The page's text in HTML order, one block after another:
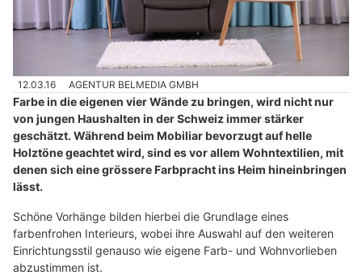
12.03.16 AGENTUR BELMEDIA GMBH
Farbe in die eigenen vier Wände zu bringen, wird nicht nur
von jungen Haushalten in der Schweiz immer stärker
geschätzt. Während beim Mobiliar bevorzugt auf helle
Holztöne geachtet wird, sind es vor allem Wohntextilien, mit
denen sich eine grössere Farbpracht ins Heim hineinbringen
lässt.
Schöne Vorhänge bilden hierbei die Grundlage eines
farbenfrohen Interieurs, wobei ihre Auswahl auf den weiteren
Einrichtungsstil genauso wie eigene Farb- und Wohnvorlieben
abzustimmen ist.